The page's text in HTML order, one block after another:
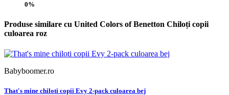
0%
Produse similare cu United Colors of Benetton Chiloți copii
culoarea roz
Babyboomer.ro
That's mine chiloti copii Evy 2-pack culoarea bej